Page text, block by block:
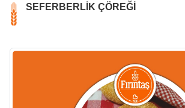
SEFERBERLİK ÇÖREĞİ